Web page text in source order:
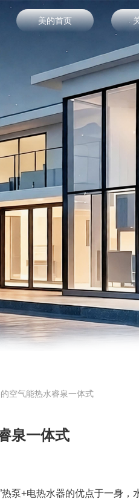
美的首页
空气能热水睿泉一体式
泉一体式
泵+电热水器的优点于一身，